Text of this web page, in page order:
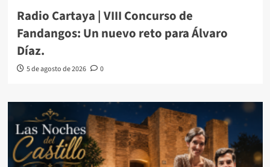
Radio Cartaya | VIII Concurso de
Fandangos: Un nuevo reto para Álvaro
Díaz.
5 de agosto de 2026 0